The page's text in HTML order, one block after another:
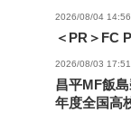
2026/08/04 14:56
＜PR＞FC
2026/08/03 17:51
昌平MF飯
年度全国高